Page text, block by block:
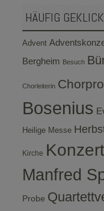
HÄUFIG
Advent
Bergheim Besuch
Chorleiterin
Bosenius
Heilige Messe
Kirche Konzert
Manfred
Probe